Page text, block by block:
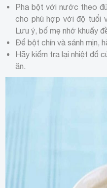
Pha bột với nước theo
cho phù hợp với độ tuổi
Lưu ý, bố mẹ nhớ khuấy
Để bột chín và sánh mịn,
Hãy kiểm tra lại nhiệt đổ
ăn.